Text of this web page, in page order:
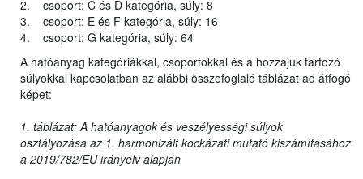
2. csoport: C és D kategória, súly: 8
3. csoport: E és F kategória, súly: 16
4. csoport: G kategória, súly: 64
A hatóanyag kategóriákkal, csoportokkal és a hozzájuk tartozó
súlyokkal kapcsolatban az alábbi összefoglaló táblázat ad átfogó
képet:
1. táblázat: A hatóanyagok és veszélyességi súlyok
osztályozása az 1. harmonizált kockázati mutató kiszámításához
a 2019/782/EU irányelv alapján